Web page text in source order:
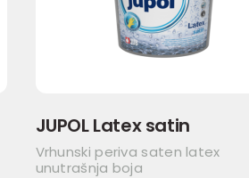
JUPOL Latex satin
Vrhunski periva saten latex
unutrašnja boja